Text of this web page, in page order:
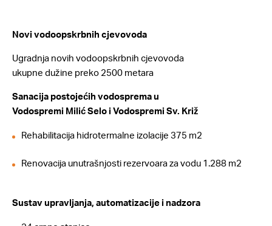
Novi vodoopskrbnih cjevovoda
Ugradnja novih vodoopskrbnih cjevovoda
ukupne dužine preko 2500 metara
Sanacija postojećih vodosprema u
Vodospremi Milić Selo i Vodospremi Sv. Križ
Rehabilitacija hidrotermalne izolacije 375 m2
Renovacija unutrašnjosti rezervoara za vodu 1.288 m2
Sustav upravljanja, automatizacije i nadzora